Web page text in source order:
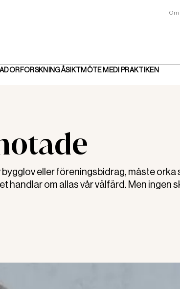
FORSKNINGÅSIKTMÖTE MED I PRAKTIKEN
eller föreningsbidrag, måste orka
handlar om allas vår välfärd. Men ingen